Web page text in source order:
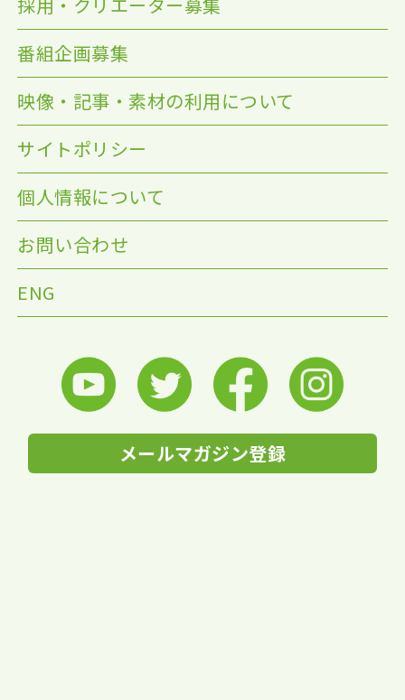
番組企画募集
映像・記事・素材の利用について
サイトポリシー
個人情報について
お問い合わせ
ENG
メールマガジン登録